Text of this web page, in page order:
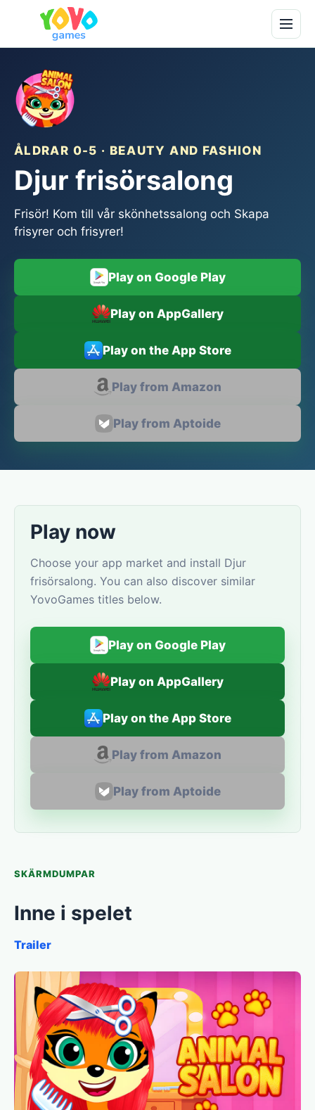
ÅLDRAR 0-5 · BEAUTY AND FASHION
Djur frisörsalong
Frisör! Kom till vår skönhetssalong och Skapa
frisyrer och frisyrer!
Play on Google Play
Play on AppGallery
Play on the App Store
Play from Amazon
Play from Aptoide
Play now
Choose your app market and install Djur
frisörsalong. You can also discover similar
YovoGames titles below.
Play on Google Play
Play on AppGallery
Play on the App Store
Play from Amazon
Play from Aptoide
SKÄRMDUMPAR
Inne i spelet
Trailer